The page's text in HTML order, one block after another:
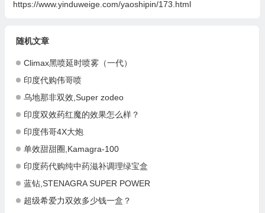
https://www.yinduweige.com/yaoshipin/173.html
随机文章
Climax黑喷延时喷雾（一代）
印度代购伟哥喷
乌地那非双效,Super zodeo
印度双效药红魔的效果怎么样？
印度伟哥4X大炮
单效甜甜圈,Kamagra-100
印度药代购纯中药滋补调理绿宝盒
蓝钻,STENAGRA SUPER POWER
超级希爱力双效多少钱一盒？